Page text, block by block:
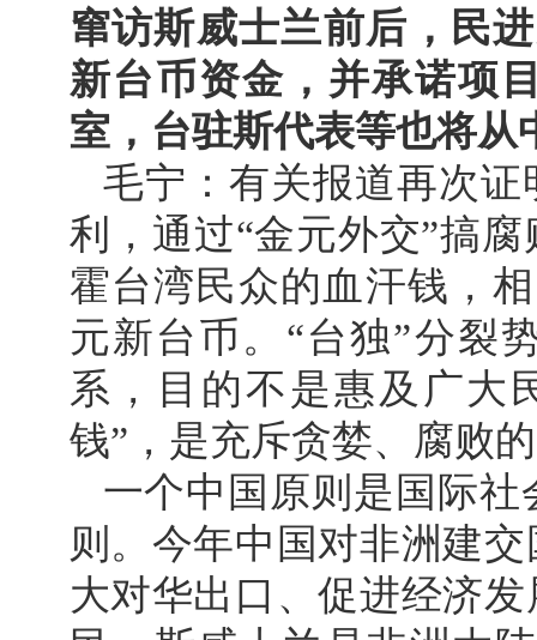
窜访斯威士兰前后，民
新台币资金，并承诺项
室，台驻斯代表等也将
毛宁：有关报道再次
利，通过“金元外交”搞
霍台湾民众的血汗钱，
元新台币。“台独”分裂
系，目的不是惠及广大
钱”，是充斥贪婪、腐败
一个中国原则是国际
则。今年中国对非洲建
大对华出口、促进经济